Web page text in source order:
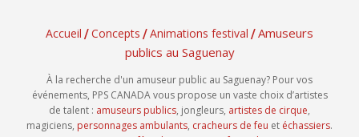
Accueil / Concepts / Animations festival / Amuseurs
publics au Saguenay
À la recherche d'un amuseur public au Saguenay? Pour vos
événements, PPS CANADA vous propose un vaste choix d’artistes
de talent : amuseurs publics, jongleurs, artistes de cirque,
magiciens, personnages ambulants, cracheurs de feu et échassiers.